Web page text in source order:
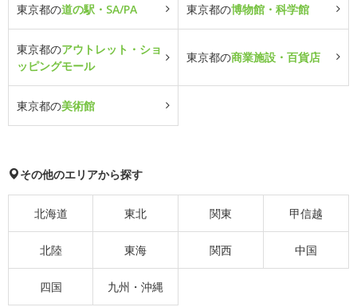
東京都の道の駅・SA/PA 東京都の博物館・科学館
東京都のアウトレット・ショ
ッピングモール
東京都の商業施設・百貨店
東京都の美術館
その他のエリアから探す
北海道 東北 関東 甲信越
北陸 東海 関西 中国
四国 九州・沖縄